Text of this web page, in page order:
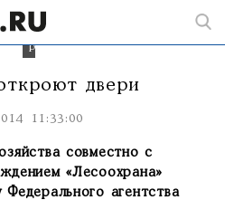
станции
региона.
двери
11:33:00
совместно с
«Лесоохрана»
агентства